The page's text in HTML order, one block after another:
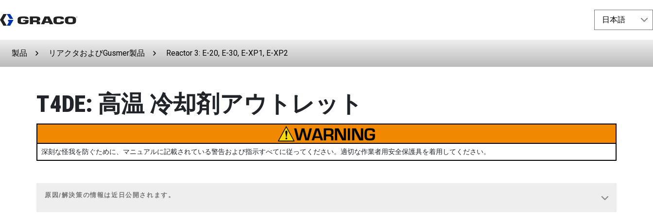
製品 リアクタおよびGusmer製品 Reactor 3: E-20, E-30, E-XP1, E-XP2
T4DE: 高温 冷却剤アウトレット
深刻な怪我を防ぐために、マニュアルに記載されている警告および指示すべてに従ってください。適切な作業者用安全保護具を着用してください。
原因/解決策の情報は近日公開されます。